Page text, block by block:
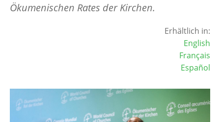
Ökumenischen Rates der Kirchen.
Erhältlich in:
English
Français
Español